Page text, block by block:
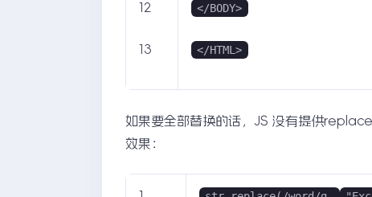
12
13
</BODY>
</HTML>
如果要全部替换的话，JS 没有提供
效果：